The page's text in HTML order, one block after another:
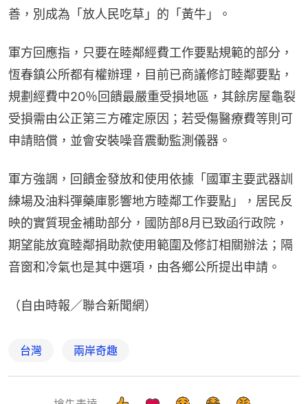
善，別成為「放人民吃草」的「黃牛」。
軍方回應指，只要在睦鄰經費工作要點規範的部分，
恆春鎮公所都有權辦理，目前已商議修訂睦鄰要點，
規劃經費中20％回饋最嚴重受損地區，其餘房屋龜裂
受損需由公正第三方確定原因；若受傷醫療費等則可
申請賠償，並會安裝噪音震動監測儀器。
軍方強調，回饋金發放和使用依據「國軍主要武器訓
練場及油料彈藥庫影響地方睦鄰工作要點」，居民反
映的實質現金補助部分，國防部8月已致函行政院，
期望能放寬睦鄰捐助款使用範圍及修訂相關辦法；隔
音窗和冷氣也是其中選項，由各鄉公所提出申請。
（自由時報／聯合新聞網）
台灣 兩岸奇趣